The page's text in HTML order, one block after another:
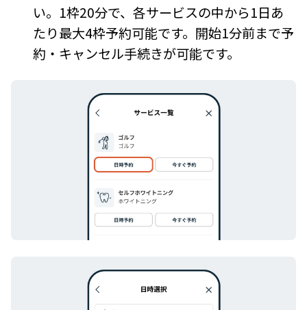
い。1枠20分で、各サービスの中から1日あ
たり最大4枠予約可能です。開始1分前まで予
約・キャンセル手続きが可能です。